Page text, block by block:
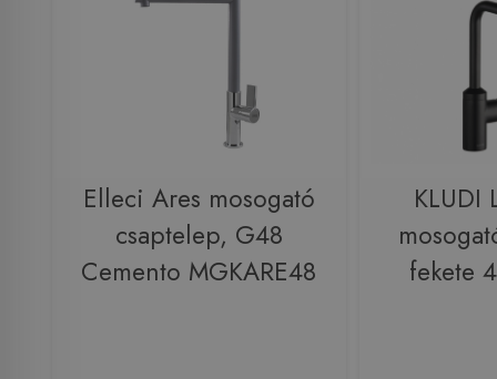
Elleci Ares mosogató
csaptelep, G48
Cemento MGKARE48
KLUDI
fekete